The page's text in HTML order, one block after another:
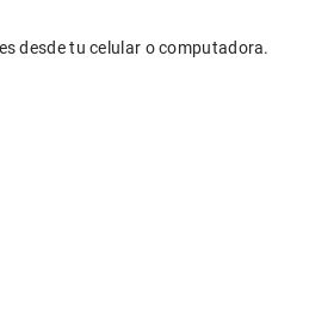
desde tu celular o computadora.